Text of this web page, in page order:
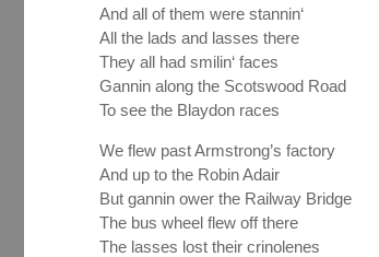
And all of them were stannin‘
All the lads and lasses there
They all had smilin‘ faces
Gannin along the Scotswood Road
To see the Blaydon races
We flew past Armstrong’s factory
And up to the Robin Adair
But gannin ower the Railway Bridge
The bus wheel flew off there
The lasses lost their crinolenes